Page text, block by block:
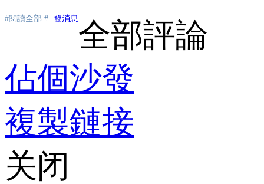
#閱讀全部 # 發消息全部評論
佔個沙發
複製鏈接
关闭